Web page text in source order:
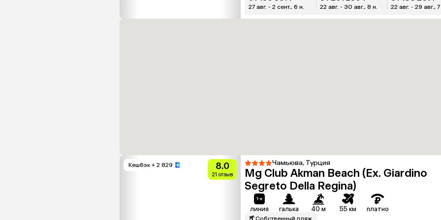
27 авг. - 2 сент., 6 н. 22 авг. - 30 авг., 8 н. 22 авг. - 29 авг.,
Кешбэк + 2 829 8.0
21 отзыв
Чамьюва, Турция
Mg Club Akman Beach (Ex. Giardino
Segreto Della Regina)
линия галька 40 м 55 км платно
Собственный пляж